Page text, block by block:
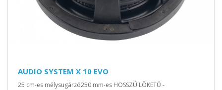
AUDIO SYSTEM X 10 EVO
25 cm-es mélysugárzó250 mm-es HOSSZÚ LÖKETŰ -